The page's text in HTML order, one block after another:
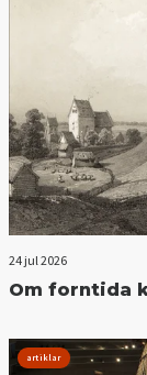
24 jul 2026
Om forntida
artiklar